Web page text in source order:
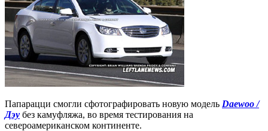
Папарацци смогли сфотографировать новую модель Daewoo /
Дэу без камуфляжа, во время тестирования на
североамериканском континенте.